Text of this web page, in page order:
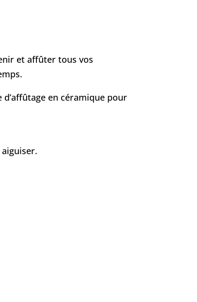
et affûter tous vos
d’affûtage en céramique pour